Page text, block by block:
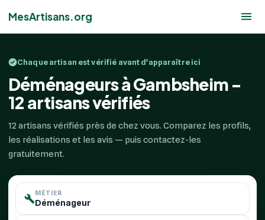
MesArtisans.org
Chaque artisan est vérifié avant d'apparaître ici
Déménageurs à Gambsheim -
12 artisans vérifiés
12 artisans vérifiés près de chez vous. Comparez les profils,
les réalisations et les avis — puis contactez-les
gratuitement.
MÉTIER